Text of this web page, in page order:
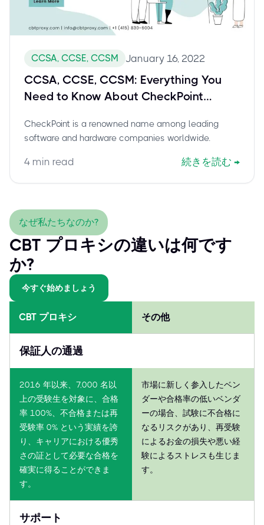
CCSA, CCSE, CCSM January 16, 2022
CCSA, CCSE, CCSM: Everything You
Need to Know About CheckPoint
CheckPoint is a renowned name among leading
software and hardware companies worldwide.
4 min read 続きを読む →
なぜ私たちなのか?
CBT プロキシの違いは何です
か?
今すぐ始めましょう
CBT プロキシ その他
保証人の通過
2016 年以来、7,000 名以
上の受験生を対象に、合格
率 100%、不合格または再
受験率 0% という実績を誇
り、キャリアにおける優秀
さの証として必要な合格を
確実に得ることができま
す。
市場に新しく参入したベン
ダーや合格率の低いベンダ
ーの場合、試験に不合格に
なるリスクがあり、再受験
によるお金の損失や悪い経
験によるストレスも生じま
す。
サポート